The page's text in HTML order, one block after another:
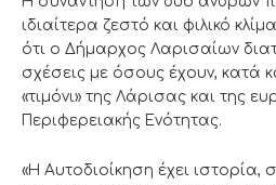
ιδιαίτερα ζεστό και φιλικό
ότι ο Δήμαρχος Λαρισαίων
σχέσεις με όσους έχουν, κατά
«τιμόνι» της Λάρισας και της
Περιφερειακής Ενότητας.
«Η Αυτοδιοίκηση έχει ιστορία,